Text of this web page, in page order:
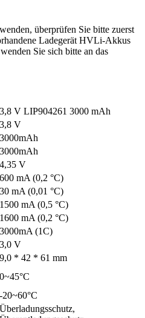
überprüfen Sie bitte zuerst
Ladegerät HVLi-Akkus
Sie sich bitte an das
3,8 V LIP904261 3000 mAh
3,8 V
3000mAh
3000mAh
4,35 V
600 mA (0,2 °C)
30 mA (0,01 °C)
1500 mA (0,5 °C)
1600 mA (0,2 °C)
3000mA (1C)
3,0 V
9,0 * 42 * 61 mm
0~45°C
-20~60°C
Überladungsschutz,